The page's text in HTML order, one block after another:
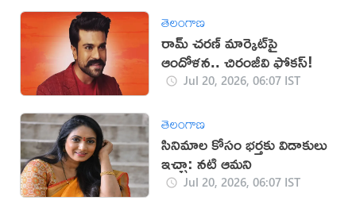
తెలంగాణ
రామ్ చరణ్ మార్కెట్‌పై
ఆందోళన.. చిరంజీవి ఫోకస్!
Jul 20, 2026, 06:07 IST
తెలంగాణ
సినిమాల కోసం భర్తకు విడాకులు
ఇచ్చా: నటి ఆమని
Jul 20, 2026, 06:07 IST